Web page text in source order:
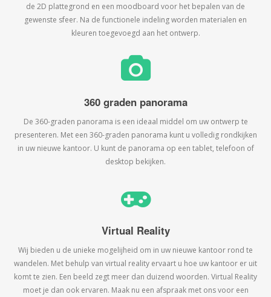
de 2D plattegrond en een moodboard voor het bepalen van de
gewenste sfeer. Na de functionele indeling worden materialen en
kleuren toegevoegd aan het ontwerp.
360 graden panorama
De 360-graden panorama is een ideaal middel om uw ontwerp te
presenteren. Met een 360-graden panorama kunt u volledig rondkijken
in uw nieuwe kantoor. U kunt de panorama op een tablet, telefoon of
desktop bekijken.
Virtual Reality
Wij bieden u de unieke mogelijheid om in uw nieuwe kantoor rond te
wandelen. Met behulp van virtual reality ervaart u hoe uw kantoor er uit
komt te zien. Een beeld zegt meer dan duizend woorden. Virtual Reality
moet je dan ook ervaren. Maak nu een afspraak met ons voor een